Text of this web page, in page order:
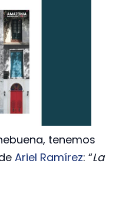
tenemos
Ariel Ramírez: “La